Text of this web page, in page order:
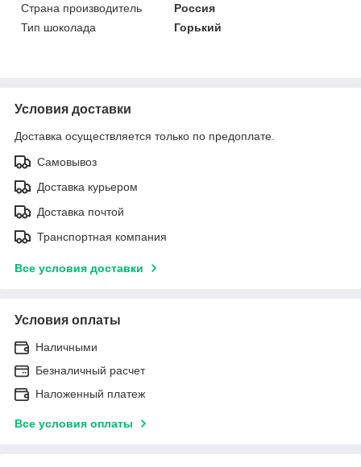
Страна производитель
Россия
Тип шоколада
Горький
Условия доставки
Доставка осуществляется только по предоплате.
Самовывоз
Доставка курьером
Доставка почтой
Транспортная компания
Все условия доставки
Условия оплаты
Наличными
Безналичный расчет
Наложенный платеж
Все условия оплаты